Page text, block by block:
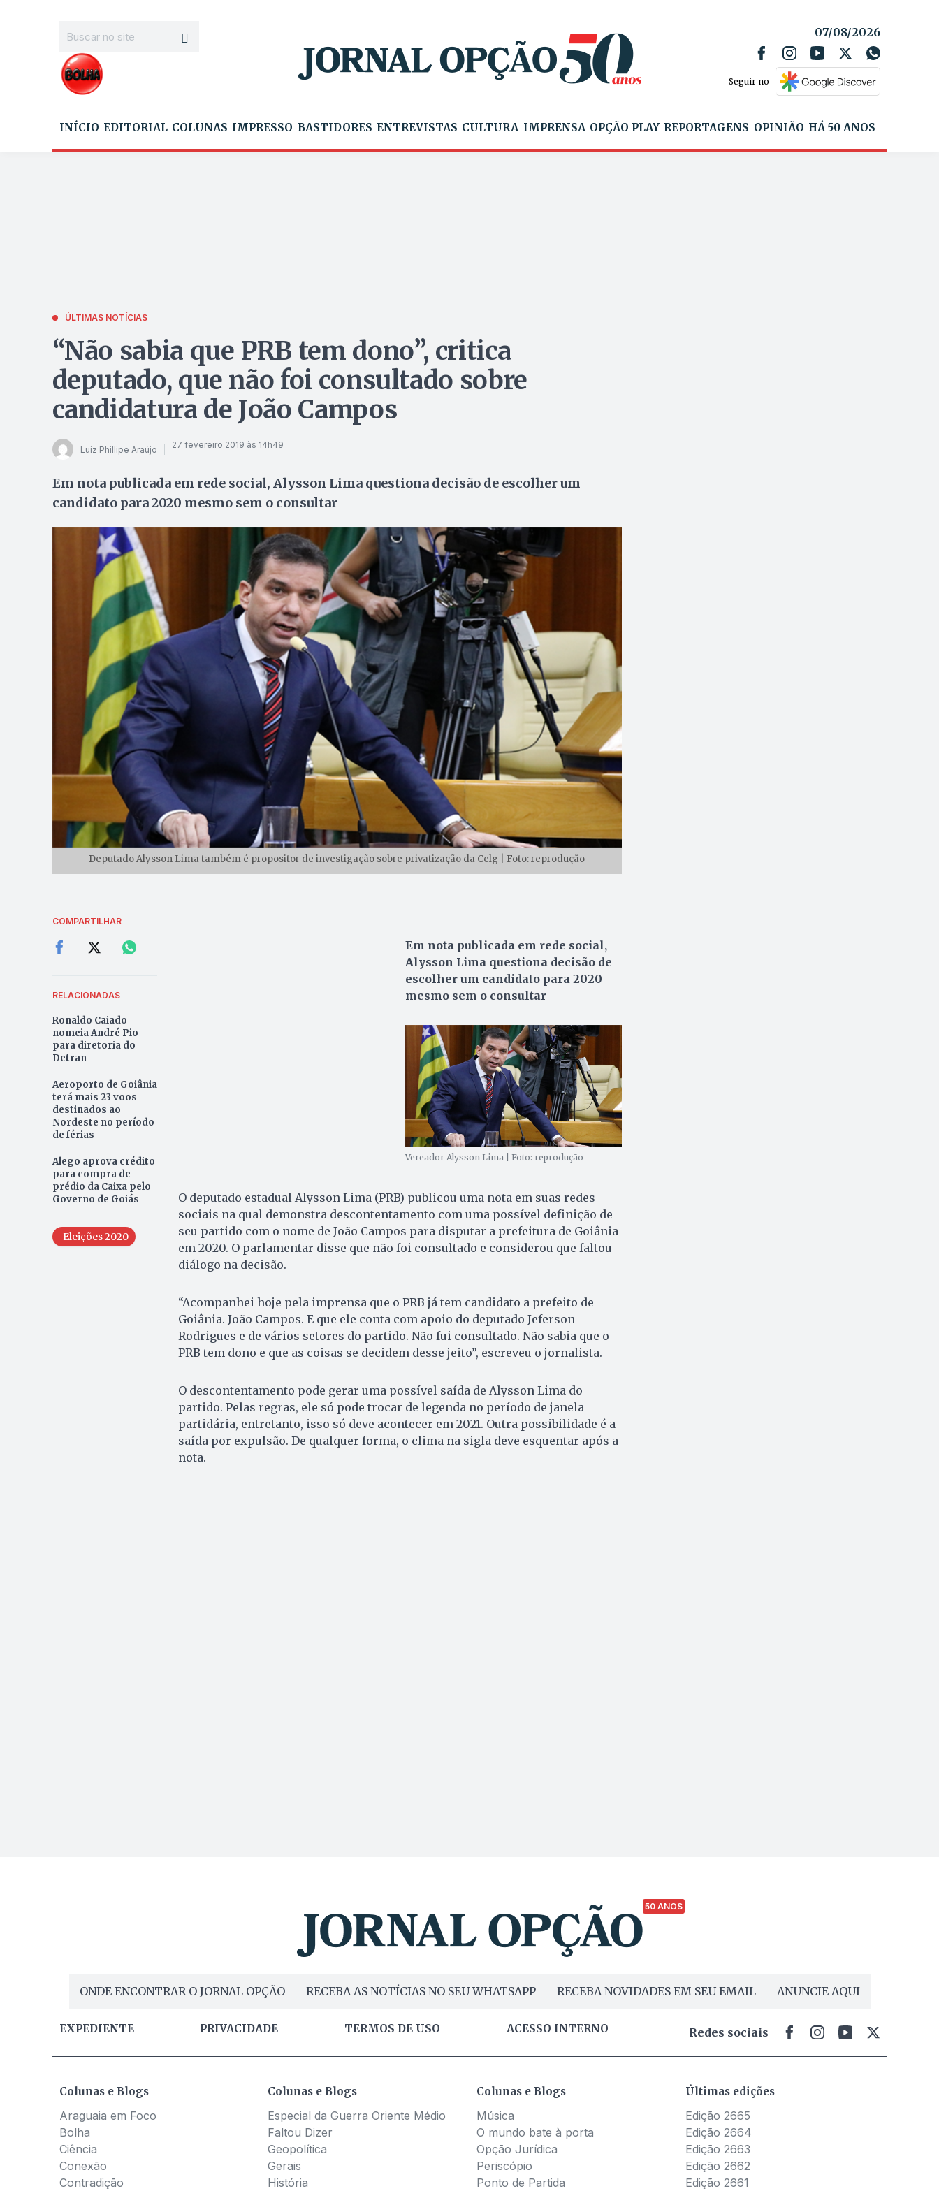
07/08/2026
Seguir no
INÍCIO EDITORIAL COLUNAS IMPRESSO BASTIDORES ENTREVISTAS CULTURA IMPRENSA OPÇÃO PLAY REPORTAGENS OPINIÃO HÁ 50 ANOS
ÚLTIMAS NOTÍCIAS
“Não sabia que PRB tem dono”, critica
deputado, que não foi consultado sobre
candidatura de João Campos
Luiz Phillipe Araújo 27 fevereiro 2019 às 14h49
Em nota publicada em rede social, Alysson Lima questiona decisão de escolher um
candidato para 2020 mesmo sem o consultar
Deputado Alysson Lima também é propositor de investigação sobre privatização da Celg | Foto: reprodução
COMPARTILHAR
RELACIONADAS
Ronaldo Caiado
nomeia André Pio
para diretoria do
Detran
Aeroporto de Goiânia
terá mais 23 voos
destinados ao
Nordeste no período
de férias
Alego aprova crédito
para compra de
prédio da Caixa pelo
Governo de Goiás
Eleições 2020
Em nota publicada em rede social,
Alysson Lima questiona decisão de
escolher um candidato para 2020
mesmo sem o consultar
Vereador Alysson Lima | Foto: reprodução
O deputado estadual Alysson Lima (PRB) publicou uma nota em suas redes
sociais na qual demonstra descontentamento com uma possível definição de
seu partido com o nome de João Campos para disputar a prefeitura de Goiânia
em 2020. O parlamentar disse que não foi consultado e considerou que faltou
diálogo na decisão.
“Acompanhei hoje pela imprensa que o PRB já tem candidato a prefeito de
Goiânia. João Campos. E que ele conta com apoio do deputado Jeferson
Rodrigues e de vários setores do partido. Não fui consultado. Não sabia que o
PRB tem dono e que as coisas se decidem desse jeito”, escreveu o jornalista.
O descontentamento pode gerar uma possível saída de Alysson Lima do
partido. Pelas regras, ele só pode trocar de legenda no período de janela
partidária, entretanto, isso só deve acontecer em 2021. Outra possibilidade é a
saída por expulsão. De qualquer forma, o clima na sigla deve esquentar após a
nota.
50 ANOS
ONDE ENCONTRAR O JORNAL OPÇÃO RECEBA AS NOTÍCIAS NO SEU WHATSAPP RECEBA NOVIDADES EM SEU EMAIL ANUNCIE AQUI
EXPEDIENTE PRIVACIDADE TERMOS DE USO ACESSO INTERNO Redes sociais
Colunas e Blogs
Araguaia em Foco
Bolha
Ciência
Conexão
Contradição
Colunas e Blogs
Especial da Guerra Oriente Médio
Faltou Dizer
Geopolítica
Gerais
História
Colunas e Blogs
Música
O mundo bate à porta
Opção Jurídica
Periscópio
Ponto de Partida
Últimas edições
Edição 2665
Edição 2664
Edição 2663
Edição 2662
Edição 2661